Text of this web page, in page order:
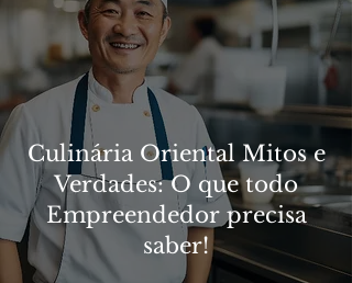
Culinária Oriental Mitos e
Verdades: O que todo
Empreendedor precisa
saber!